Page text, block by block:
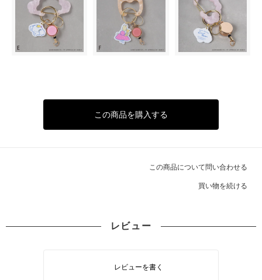
この商品を購入する
この商品について問い合わせる
買い物を続ける
レビュー
レビューを書く